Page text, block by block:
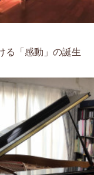
る「感動」の誕生